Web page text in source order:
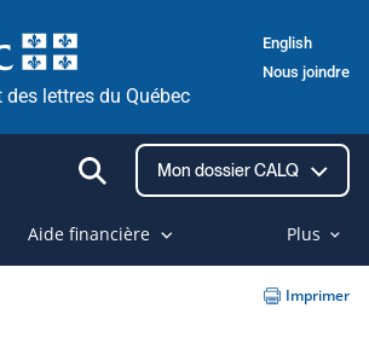
lettres du Québec
English
Nous joindre
Ouvrir
la
recherche
Mon dossier CALQ
Aide financière Plus
Imprimer